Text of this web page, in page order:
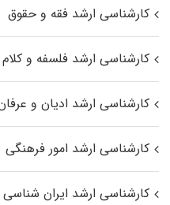
کارشناسی ارشد فقه و حقوق
کارشناسی ارشد فلسفه و
کارشناسی ارشد ادیان و
کارشناسی ارشد امور فرهنگی
کارشناسی ارشد ایران شناسی